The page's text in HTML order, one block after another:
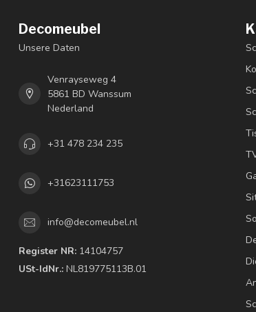
Decomeubel
Unsere Daten
Venrayseweg 4
5861 BD Wanssum
Nederland
+31 478 234 235
+31623111753
info@decomeubel.nl
Register NR: 14104757
USt-IdNr.: NL819775113B.01